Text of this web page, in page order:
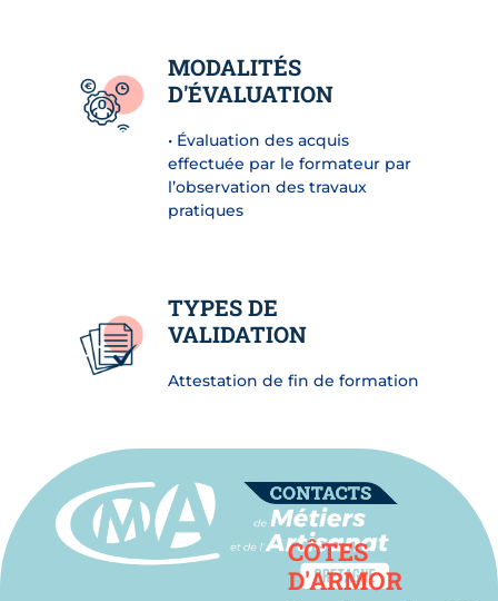
MODALITÉS
D'ÉVALUATION
• Évaluation des acquis
effectuée par le formateur par
l’observation des travaux
pratiques
TYPES DE
VALIDATION
Attestation de fin de formation
Contact
CÔTES
D'ARMOR